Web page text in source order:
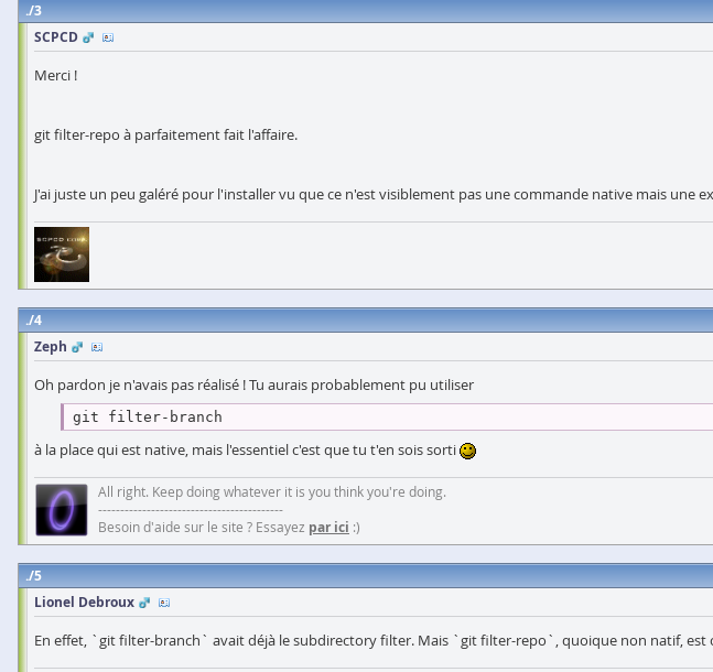
3
SCPCD
Merci !
git filter-repo à parfaitement fait l'affaire.
J'ai juste un peu galéré pour l'installer vu que ce n'est visiblement pas une commande native mais
4
Zeph
Oh pardon je n'avais pas réalisé ! Tu aurais probablement pu utiliser
git filter-branch
à la place qui est native, mais l'essentiel c'est que tu t'en sois sorti
All right. Keep doing whatever it is you think you're doing.
------------------------------------------
Besoin d'aide sur le site ? Essayez par ici :)
5
Lionel Debroux
En effet, `git filter-branch` avait déjà le subdirectory filter. Mais `git filter-repo`, quoique non natif, est